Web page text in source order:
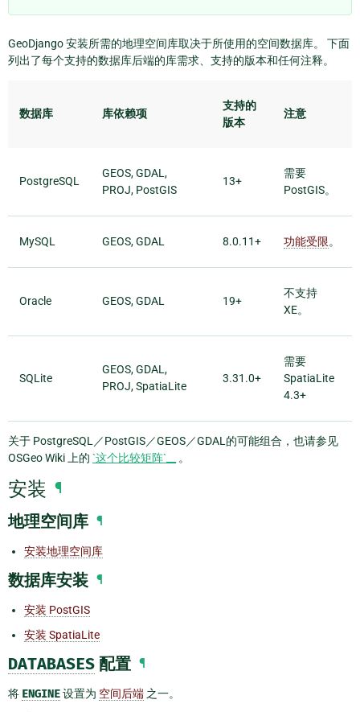
GeoDjango 安装所需的地理空间库取决于所使用的空间数据库。 下面
列出了每个支持的数据库后端的库需求、支持的版本和任何注释。
数据库 库依赖项
支持的
版本
注意
PostgreSQL
GEOS, GDAL,
PROJ, PostGIS
13+
需要
PostGIS。
MySQL GEOS, GDAL 8.0.11+ 功能受限。
Oracle GEOS, GDAL 19+
不支持
XE。
SQLite
GEOS, GDAL,
PROJ, SpatiaLite
3.31.0+
需要
SpatiaLite
4.3+
关于 PostgreSQL／PostGIS／GEOS／GDAL的可能组合，也请参见
OSGeo Wiki 上的 `这个比较矩阵`__ 。
安装 ¶
地理空间库 ¶
安装地理空间库
数据库安装 ¶
安装 PostGIS
安装 SpatiaLite
DATABASES 配置 ¶
将 ENGINE设置为 空间后端 之一。